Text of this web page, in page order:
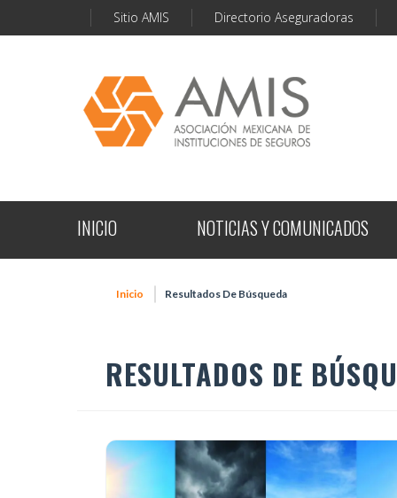
Sitio AMIS Directorio Aseguradoras
INICIO NOTICIAS Y COMUNICADOS
Inicio Resultados De Búsqueda
RESULTADOS DE